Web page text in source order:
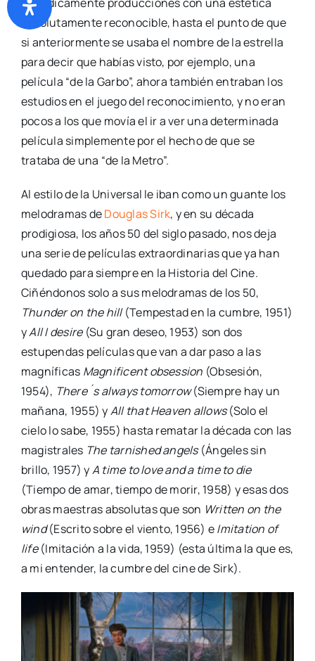
absolutamente reconocible, hasta el punto de que
si anteriormente se usaba el nombre de la estrella
para decir que habías visto, por ejemplo, una
película “de la Garbo”, ahora también entraban los
estudios en el juego del reconocimiento, y no eran
pocos a los que movía el ir a ver una determinada
película simplemente por el hecho de que se
trataba de una “de la Metro”.
Al estilo de la Universal le iban como un guante los
melodramas deDouglas Sirk, y en su década
prodigiosa, los años 50 del siglo pasado, nos deja
una serie de películas extraordinarias que ya han
quedado para siempre en la Historia del Cine.
Ciñéndonos solo a sus melodramas de los 50,
Thunder on the hill(Tempestad en la cumbre, 1951)
yAll I desire(Su gran deseo, 1953) son dos
estupendas películas que van a dar paso a las
magníficas Magnificent obsession (Obsesión,
1954), There´s always tomorrow(Siempre hay un
mañana, 1955) yAll that Heaven allows(Solo el
cielo lo sabe, 1955) hasta rematar la década con las
magistrales The tarnished angels(Ángeles sin
brillo, 1957) yA time to love and a time to die
(Tiempo de amar, tiempo de morir, 1958) y esas dos
obras maestras absolutas que son Written on the
wind(Escrito sobre el viento, 1956) eImitation of
life(Imitación a la vida, 1959) (esta última la que es,
a mi entender, la cumbre del cine de Sirk).